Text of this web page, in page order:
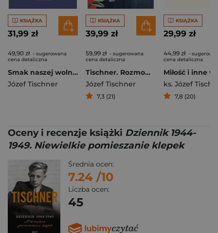
KSIĄŻKA
31,99 zł
49,90 zł - sugerowana
cena detaliczna
Smak naszej wolności. Rozmowy z ks. Józefem Tischnerem
Józef Tischner
KSIĄŻKA
39,99 zł
59,99 zł - sugerowana
cena detaliczna
Tischner. Rozmowy z mistrzem.
Józef Tischner
7,3 (21)
KSIĄŻKA
29,99 zł
44,99 zł -
cena detaliczna
ks. Józef
7,8 (20)
Oceny i recenzje książki Dziennik 1944-
1949. Niewielkie pomieszanie klepek
Średnia ocen:
7.24 /10
Liczba ocen:
45